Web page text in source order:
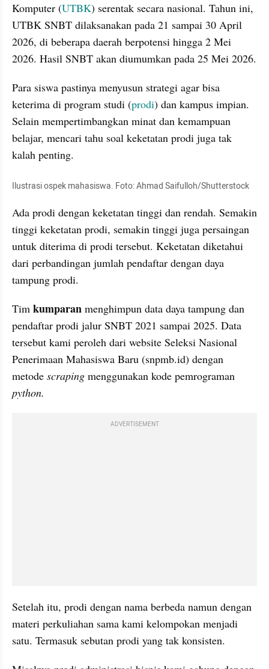
Komputer (UTBK) serentak secara nasional. Tahun ini,
UTBK SNBT dilaksanakan pada 21 sampai 30 April
2026, di beberapa daerah berpotensi hingga 2 Mei
Para siswa pastinya menyusun strategi agar bisa
keterima di program studi (prodi) dan kampus impian.
Selain mempertimbangkan minat dan kemampuan
belajar, mencari tahu soal keketatan prodi juga tak
kalah penting.
Ilustrasi ospek mahasiswa. Foto: Ahmad Saifulloh/Shutterstock
Ada prodi dengan keketatan tinggi dan rendah. Semakin
tinggi keketatan prodi, semakin tinggi juga persaingan
untuk diterima di prodi tersebut. Keketatan diketahui
dari perbandingan jumlah pendaftar dengan daya
tampung prodi.
Tim kumparan menghimpun data daya tampung dan
pendaftar prodi jalur SNBT 2021 sampai 2025. Data
tersebut kami peroleh dari website Seleksi Nasional
Penerimaan Mahasiswa Baru (snpmb.id) dengan
metode scraping
python.
ADVERTISEMENT
Setelah itu, prodi dengan nama berbeda namun dengan
materi perkuliahan sama kami kelompokan menjadi
satu. Termasuk sebutan prodi yang tak konsisten.